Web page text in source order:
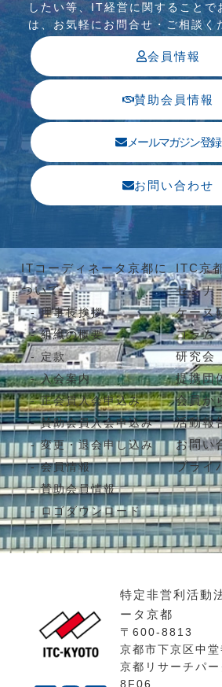
したい等、IT経営に関することで
は、お気軽にお問合せ・ご相談く
会員情報
賛助会員情報
メールマガジン登録
お問い合わせ
ITコーディネータ京都に
ついて
理事長挨拶
組織の概要
定款
入会案内
正会員入会申込み
賛助会員入会申込み
変更・退会申し込み
会員情報
賛助会員情報
ロゴダウンロード
ITC京
セミナ
ケース
コラム
研究会
提携団
会員か
活動報
お問い
プライ
特定非営利活動
ータ京都
〒600-8813
京都市下京区中
京都リサーチパ
8F06